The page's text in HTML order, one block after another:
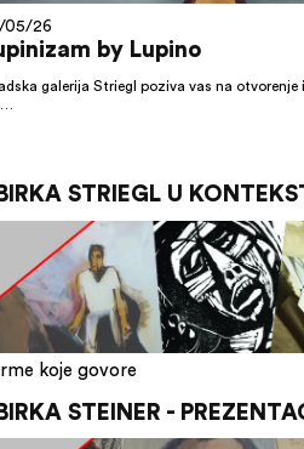
05/26
by Lupino
galerija Striegl poziva vas na otvorenje
STRIEGL U
koje govore
STEINER -